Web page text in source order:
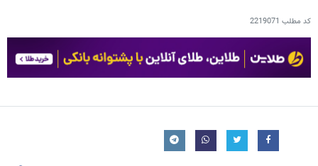
کد مطلب 2219071